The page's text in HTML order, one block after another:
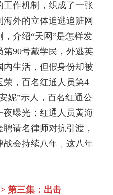
作机制，织成了一张
外的立体追逃追赃网
介绍“天网”是怎样发
90号戴学民，外逃英
内生活，但假身份却被
荣，百名红通人员第4
妮”示人，百名红通公
夜曝光；红通人员黄海
请名律师对抗引渡，
战会持续八年，这八年
第三集：出击